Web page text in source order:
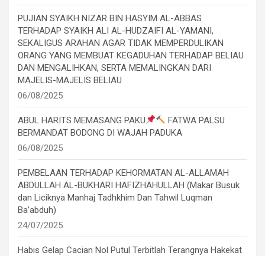
PUJIAN SYAIKH NIZAR BIN HASYIM AL-ABBAS
TERHADAP SYAIKH ALI AL-HUDZAIFI AL-YAMANI,
SEKALIGUS ARAHAN AGAR TIDAK MEMPERDULIKAN
ORANG YANG MEMBUAT KEGADUHAN TERHADAP BELIAU
DAN MENGALIHKAN, SERTA MEMALINGKAN DARI
MAJELIS-MAJELIS BELIAU
06/08/2025
ABUL HARITS MEMASANG PAKU
FATWA PALSU
BERMANDAT BODONG DI WAJAH PADUKA
06/08/2025
PEMBELAAN TERHADAP KEHORMATAN AL-ALLAMAH
ABDULLAH AL-BUKHARI HAFIZHAHULLAH (Makar Busuk
dan Liciknya Manhaj Tadhkhim Dan Tahwil Luqman
Ba’abduh)
24/07/2025
Habis Gelap Cacian Nol Putul Terbitlah Terangnya Hakekat